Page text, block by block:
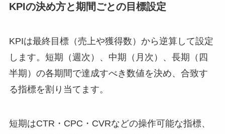
KPIの決め方と期間ごとの目標設定
KPIは最終目標（売上や獲得数）から逆算して設定
します。短期（週次）、中期（月次）、長期（四
半期）の各期間で達成すべき数値を決め、合致す
る指標を割り当てます。
短期はCTR・CPC・CVRなどの操作可能な指標、